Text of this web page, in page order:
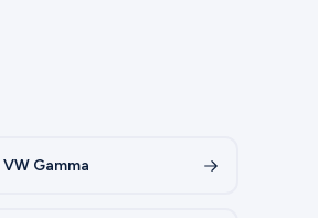
VW Gamma